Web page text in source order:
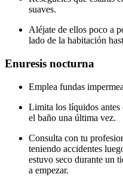
suaves.
Aléjate de ellos poco a
lado de la habitación
Enuresis nocturna
Emplea fundas
Limita los líquidos antes
el baño una última vez.
Consulta con tu
teniendo accidentes
estuvo seco durante un
a empezar.